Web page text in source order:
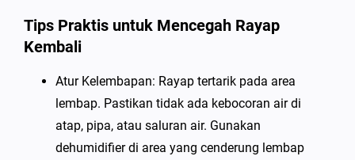
Tips Praktis untuk Mencegah Rayap
Kembali
Atur Kelembapan: Rayap tertarik pada area
lembap. Pastikan tidak ada kebocoran air di
atap, pipa, atau saluran air. Gunakan
dehumidifier di area yang cenderung lembap